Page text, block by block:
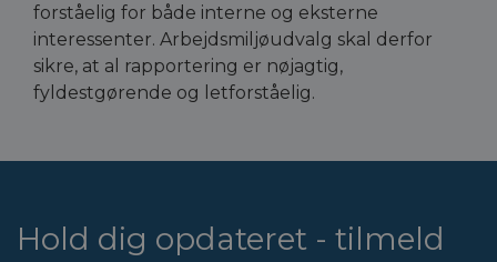
forståelig for både interne og eksterne
interessenter. Arbejdsmiljøudvalg skal derfor
sikre, at al rapportering er nøjagtig,
fyldestgørende og letforståelig.
Hold dig opdateret - tilmeld